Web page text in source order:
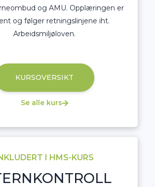
og AMU. Opplæringen er
og følger retningslinjene iht.
Arbeidsmiljøloven.
KURSOVERSIKT
Se alle kurs
I HMS-KURS